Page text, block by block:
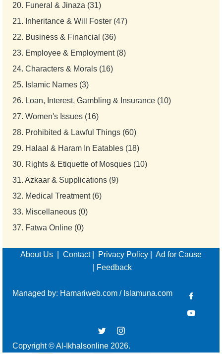
20. Funeral & Jinaza (31)
21. Inheritance & Will Foster (47)
22. Business & Financial (36)
23. Employee & Employment (8)
24. Characters & Morals (16)
25. Islamic Names (3)
26. Loan, Interest, Gambling & Insurance (10)
27. Women's Issues (16)
28. Prohibited & Lawful Things (60)
29. Halaal & Haram In Eatables (18)
30. Rights & Etiquette of Mosques (10)
31. Azkaar & Supplications (9)
32. Medical Treatment (6)
33. Miscellaneous (0)
37. Fatwa Online (0)
About Us Contact| Privacy Policy
Ad for Cause
Feedback
Managed by: Hamariweb.com / Islamuna.com
Copyright © Al-Ikhalsonline 2026.